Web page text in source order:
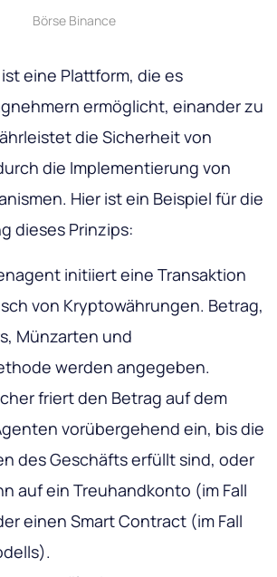
Börse Binance
eine Plattform, die es
ermöglicht, einander zu
die Sicherheit von
die Implementierung von
Hier ist ein Beispiel für die
dieses Prinzips:
initiiert eine Transaktion
von Kryptowährungen. Betrag,
Münzarten und
werden angegeben.
friert den Betrag auf dem
vorübergehend ein, bis die
des Geschäfts erfüllt sind, oder
auf ein Treuhandkonto (im Fall
einen Smart Contract (im Fall